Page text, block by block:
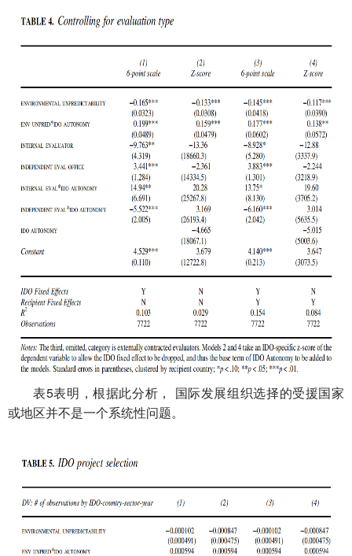
表5表明，根据此分析 ， 国际发展组织选择的受援国家
或地区并不是一个系统性问题。